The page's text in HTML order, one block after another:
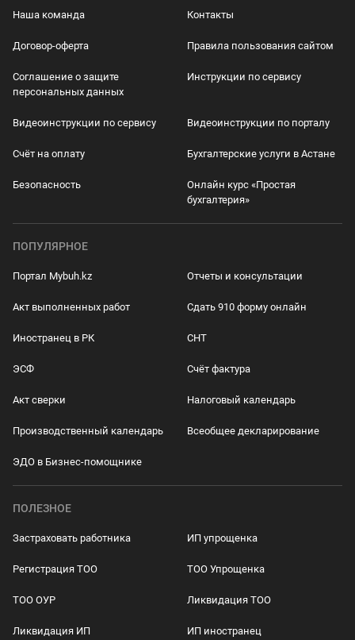
Наша команда Контакты
Договор-оферта Правила пользования сайтом
Соглашение о защите
персональных данных
Инструкции по сервису
Видеоинструкции по сервису Видеоинструкции по порталу
Счёт на оплату Бухгалтерские услуги в Астане
Безопасность
Онлайн курс «Простая
бухгалтерия»
ПОПУЛЯРНОЕ
Портал Mybuh.kz Отчеты и консультации
Акт выполненных работ Сдать 910 форму онлайн
Иностранец в РК СНТ
ЭСФ Счёт фактура
Акт сверки Налоговый календарь
Производственный календарь Всеобщее декларирование
ЭДО в Бизнес-помощнике
ПОЛЕЗНОЕ
Застраховать работника ИП упрощенка
Регистрация ТОО ТОО Упрощенка
ТОО ОУР Ликвидация ТОО
Ликвидация ИП ИП иностранец